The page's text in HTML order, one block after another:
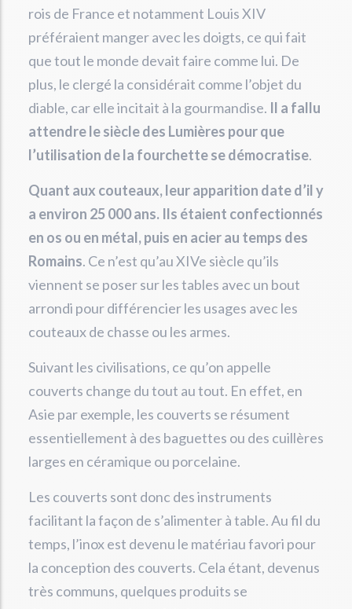
rois de France et notamment Louis XIV
préféraient manger avec les doigts, ce qui fait
que tout le monde devait faire comme lui. De
plus, le clergé la considérait comme l’objet du
diable, car elle incitait à la gourmandise. Il a fallu
attendre le siècle des Lumières pour que
l’utilisation de la fourchette se démocratise.
Quant aux couteaux, leur apparition date d’il y
a environ 25 000 ans. Ils étaient confectionnés
en os ou en métal, puis en acier au temps des
Romains. Ce n’est qu’au XIVe siècle qu’ils
viennent se poser sur les tables avec un bout
arrondi pour différencier les usages avec les
couteaux de chasse ou les armes.
Suivant les civilisations, ce qu’on appelle
couverts change du tout au tout. En effet, en
Asie par exemple, les couverts se résument
essentiellement à des baguettes ou des cuillères
larges en céramique ou porcelaine.
Les couverts sont donc des instruments
facilitant la façon de s’alimenter à table. Au fil du
temps, l’inox est devenu le matériau favori pour
la conception des couverts. Cela étant, devenus
très communs, quelques produits se